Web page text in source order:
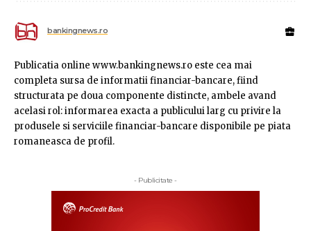
bankingnews.ro
Publicatia online www.bankingnews.ro este cea mai
completa sursa de informatii financiar-bancare, fiind
structurata pe doua componente distincte, ambele avand
acelasi rol: informarea exacta a publicului larg cu privire la
produsele si serviciile financiar-bancare disponibile pe piata
romaneasca de profil.
- Publicitate -